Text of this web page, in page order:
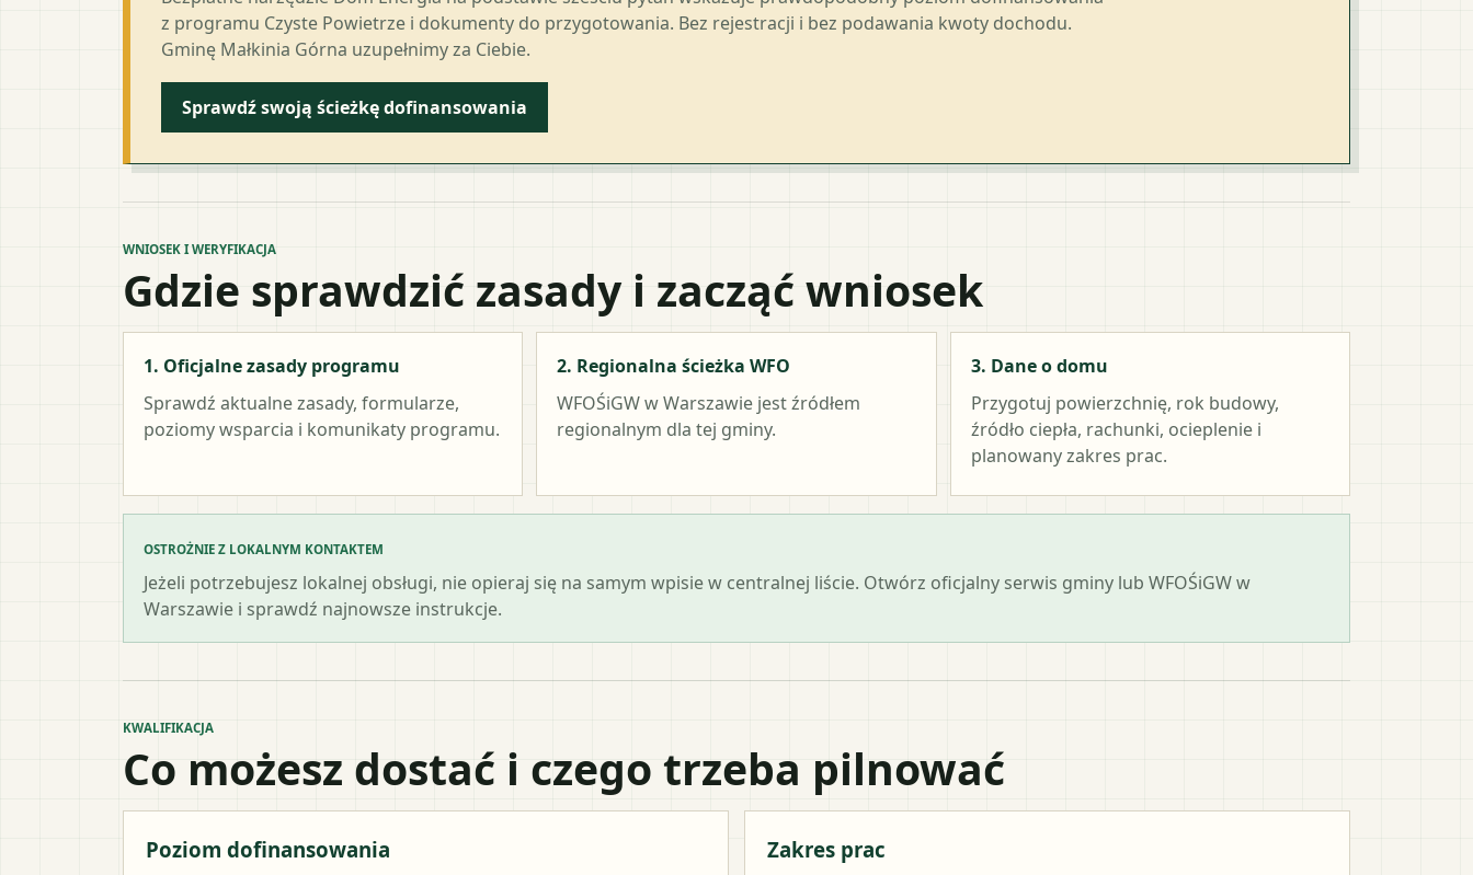
z programu Czyste Powietrze i dokumenty do przygotowania. Bez rejestracji i bez podawania kwoty dochodu.
Gminę Małkinia Górna uzupełnimy za Ciebie.
Sprawdź swoją ścieżkę dofinansowania
WNIOSEK I WERYFIKACJA
Gdzie sprawdzić zasady i zacząć wniosek
1. Oficjalne zasady programu
Sprawdź aktualne zasady, formularze,
poziomy wsparcia i komunikaty programu.
2. Regionalna ścieżka WFO
WFOŚiGW w Warszawie jest źródłem
regionalnym dla tej gminy.
3. Dane o domu
Przygotuj powierzchnię, rok budowy,
źródło ciepła, rachunki, ocieplenie i
planowany zakres prac.
OSTROŻNIE Z LOKALNYM KONTAKTEM
Jeżeli potrzebujesz lokalnej obsługi, nie opieraj się na samym wpisie w centralnej liście. Otwórz oficjalny serwis gminy lub WFOŚiGW w
Warszawie i sprawdź najnowsze instrukcje.
KWALIFIKACJA
Co możesz dostać i czego trzeba pilnować
Poziom dofinansowania Zakres prac